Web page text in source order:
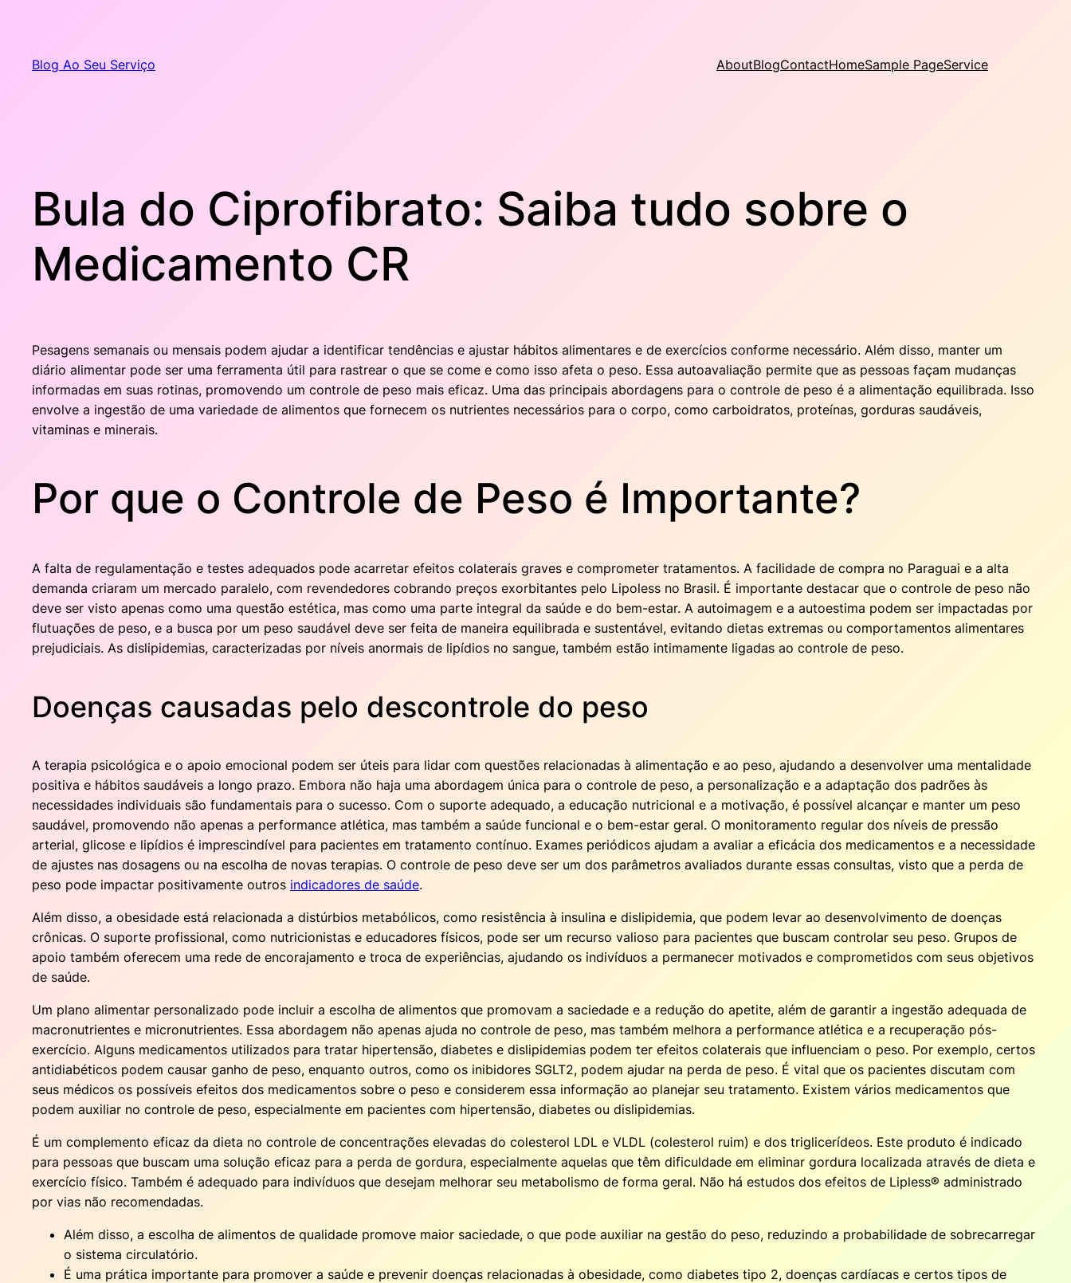
conteúdo
Blog Ao Seu Serviço AboutBlogContactHomeSample PageService
Bula do Ciprofibrato: Saiba tudo sobre o
Medicamento CR
Pesagens semanais ou mensais podem ajudar a identificar tendências e ajustar hábitos alimentares e de exercícios conforme necessário. Além disso, manter um
diário alimentar pode ser uma ferramenta útil para rastrear o que se come e como isso afeta o peso. Essa autoavaliação permite que as pessoas façam mudanças
informadas em suas rotinas, promovendo um controle de peso mais eficaz. Uma das principais abordagens para o controle de peso é a alimentação equilibrada. Isso
envolve a ingestão de uma variedade de alimentos que fornecem os nutrientes necessários para o corpo, como carboidratos, proteínas, gorduras saudáveis,
vitaminas e minerais.
Por que o Controle de Peso é Importante?
A falta de regulamentação e testes adequados pode acarretar efeitos colaterais graves e comprometer tratamentos. A facilidade de compra no Paraguai e a alta
demanda criaram um mercado paralelo, com revendedores cobrando preços exorbitantes pelo Lipoless no Brasil. É importante destacar que o controle de peso não
deve ser visto apenas como uma questão estética, mas como uma parte integral da saúde e do bem-estar. A autoimagem e a autoestima podem ser impactadas por
flutuações de peso, e a busca por um peso saudável deve ser feita de maneira equilibrada e sustentável, evitando dietas extremas ou comportamentos alimentares
prejudiciais. As dislipidemias, caracterizadas por níveis anormais de lipídios no sangue, também estão intimamente ligadas ao controle de peso.
Doenças causadas pelo descontrole do peso
A terapia psicológica e o apoio emocional podem ser úteis para lidar com questões relacionadas à alimentação e ao peso, ajudando a desenvolver uma mentalidade
positiva e hábitos saudáveis a longo prazo. Embora não haja uma abordagem única para o controle de peso, a personalização e a adaptação dos padrões às
necessidades individuais são fundamentais para o sucesso. Com o suporte adequado, a educação nutricional e a motivação, é possível alcançar e manter um peso
saudável, promovendo não apenas a performance atlética, mas também a saúde funcional e o bem-estar geral. O monitoramento regular dos níveis de pressão
arterial, glicose e lipídios é imprescindível para pacientes em tratamento contínuo. Exames periódicos ajudam a avaliar a eficácia dos medicamentos e a necessidade
de ajustes nas dosagens ou na escolha de novas terapias. O controle de peso deve ser um dos parâmetros avaliados durante essas consultas, visto que a perda de
peso pode impactar positivamente outros indicadores de saúde.
Além disso, a obesidade está relacionada a distúrbios metabólicos, como resistência à insulina e dislipidemia, que podem levar ao desenvolvimento de doenças
crônicas. O suporte profissional, como nutricionistas e educadores físicos, pode ser um recurso valioso para pacientes que buscam controlar seu peso. Grupos de
apoio também oferecem uma rede de encorajamento e troca de experiências, ajudando os indivíduos a permanecer motivados e comprometidos com seus objetivos
de saúde.
Um plano alimentar personalizado pode incluir a escolha de alimentos que promovam a saciedade e a redução do apetite, além de garantir a ingestão adequada de
macronutrientes e micronutrientes. Essa abordagem não apenas ajuda no controle de peso, mas também melhora a performance atlética e a recuperação pós-
exercício. Alguns medicamentos utilizados para tratar hipertensão, diabetes e dislipidemias podem ter efeitos colaterais que influenciam o peso. Por exemplo, certos
antidiabéticos podem causar ganho de peso, enquanto outros, como os inibidores SGLT2, podem ajudar na perda de peso. É vital que os pacientes discutam com
seus médicos os possíveis efeitos dos medicamentos sobre o peso e considerem essa informação ao planejar seu tratamento. Existem vários medicamentos que
podem auxiliar no controle de peso, especialmente em pacientes com hipertensão, diabetes ou dislipidemias.
É um complemento eficaz da dieta no controle de concentrações elevadas do colesterol LDL e VLDL (colesterol ruim) e dos triglicerídeos. Este produto é indicado
para pessoas que buscam uma solução eficaz para a perda de gordura, especialmente aquelas que têm dificuldade em eliminar gordura localizada através de dieta e
exercício físico. Também é adequado para indivíduos que desejam melhorar seu metabolismo de forma geral. Não há estudos dos efeitos de Lipless® administrado
por vias não recomendadas.
Além disso, a escolha de alimentos de qualidade promove maior saciedade, o que pode auxiliar na gestão do peso, reduzindo a probabilidade de sobrecarregar
o sistema circulatório.
É uma prática importante para promover a saúde e prevenir doenças relacionadas à obesidade, como diabetes tipo 2, doenças cardíacas e certos tipos de